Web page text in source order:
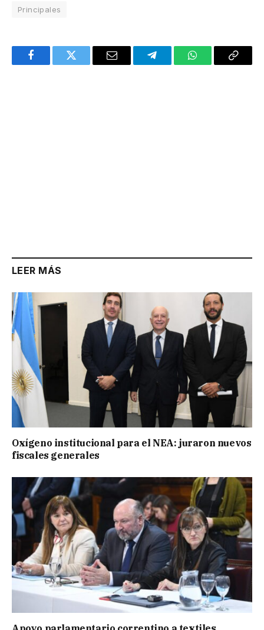
Principales
FacebookTwitter Email TelegramWhatsAppCopy
LEER MÁS
Oxígeno institucional para el NEA: juraron nuevos
fiscales generales